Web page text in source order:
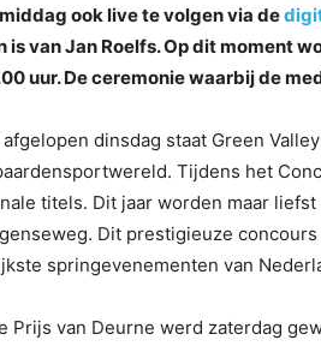
ook live te volgen via de
is van Jan Roelfs. Op dit moment
uur. De ceremonie waarbij de
dinsdag staat Green
Tijdens het
titels. Dit jaar worden maar
Dit prestigieuze
springevenementen van
Prijs van Deurne werd zaterdag